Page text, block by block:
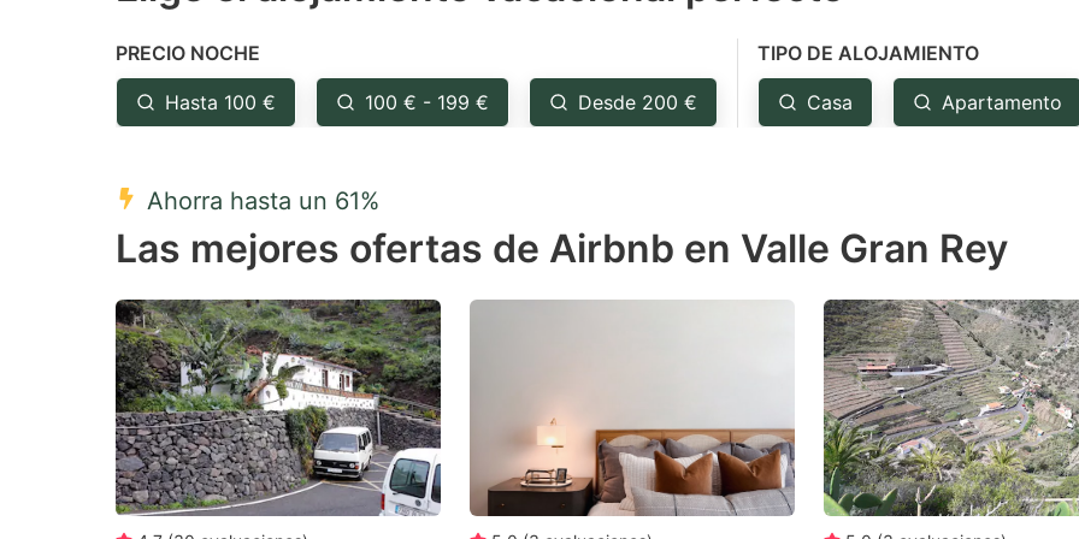
question
mark
key
get
the
keyboard
shortcuts
for
changing
dates.
mark
key
the
dates.
PRECIO NOCHE
Hasta 100 € 100 € - 199 € Desde 200 €
TIPO DE ALOJAMIENTO
Casa Apartamento
Ahorra hasta un 61%
Las mejores ofertas de Airbnb en Valle Gran Rey